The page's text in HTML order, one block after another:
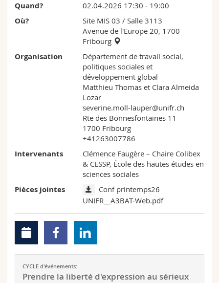
Interfacultaire
Doctorants
Programme des cours
Quand? 02.04.2026 17:30 - 19:00
Où? Site MIS 03 / Salle 3113
Avenue de l'Europe 20, 1700
Fribourg
Organisation
Département de travail social,
politiques sociales et
développement global
Matthieu Thomas et Clara Almeida
Lozar
severine.moll-lauper@unifr.ch
Rte des Bonnesfontaines 11
1700 Fribourg
+41263007786
Intervenants
Clémence Faugère – Chaire Colibex
& CESSP, École des hautes études en
sciences sociales
Pièces jointes
Conf printemps26
UNIFR__A3BAT-Web.pdf
CYCLE d'événements:
Prendre la liberté d'expression au sérieux